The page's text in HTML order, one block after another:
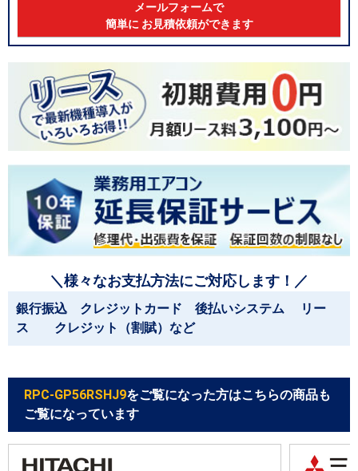
メールフォームで
簡単に お見積依頼ができます
＼様々なお支払方法にご対応します！／
銀行振込 クレジットカード 後払いシステム リー
ス クレジット（割賦）など
RPC-GP56RSHJ9をご覧になった方はこちらの商品も
ご覧になっています